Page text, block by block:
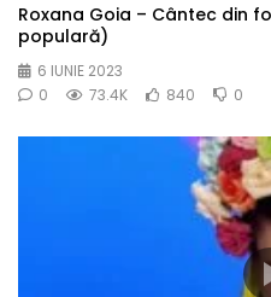
Roxana Goia – Cântec din
populară)
6 IUNIE 2023
0
73.4K 840 0